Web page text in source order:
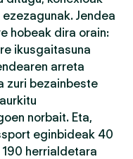
Jendea
hobeak dira orain:
ikusgaitasuna
arreta
zuri bezainbeste
norbait. Eta,
eginbideak 40
herrialdetara